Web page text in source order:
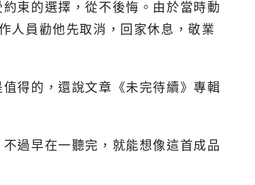
束的選擇，從不後悔。由於當時動
人員勸他先取消，回家休息，敬業
得的，還說文章《未完待續》專輯
過早在一聽完，就能想像這首成品